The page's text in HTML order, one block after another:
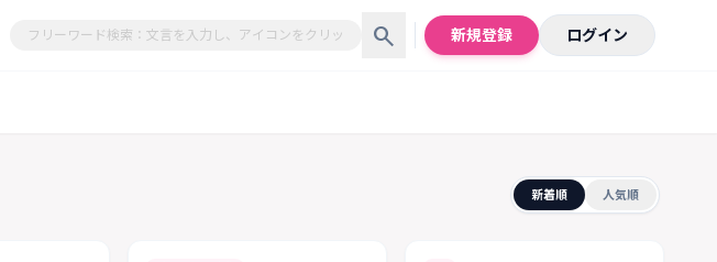
search 新規登録 ログイン
新着順 人気順